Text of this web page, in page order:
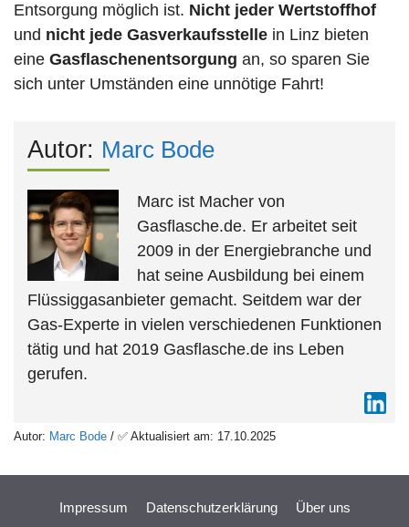
Entsorgung möglich ist. Nicht jeder Wertstoffhof
und nicht jede Gasverkaufsstelle in Linz bieten
eine Gasflaschenentsorgung an, so sparen Sie
sich unter Umständen eine unnötige Fahrt!
Autor: Marc Bode
Marc ist Macher von
Gasflasche.de. Er arbeitet seit
2009 in der Energiebranche und
hat seine Ausbildung bei einem
Flüssiggasanbieter gemacht. Seitdem war der
Gas-Experte in vielen verschiedenen Funktionen
tätig und hat 2019 Gasflasche.de ins Leben
gerufen.
Autor: Marc Bode / ✅ Aktualisiert am: 17.10.2025
Impressum Datenschutzerklärung Über uns